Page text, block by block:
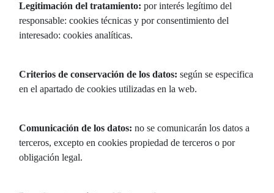
Legitimación del tratamiento: por interés legítimo del
responsable: cookies técnicas y por consentimiento del
interesado: cookies analíticas.
Criterios de conservación de los datos: según se especifica
en el apartado de cookies utilizadas en la web.
Comunicación de los datos: no se comunicarán los datos a
terceros, excepto en cookies propiedad de terceros o por
obligación legal.